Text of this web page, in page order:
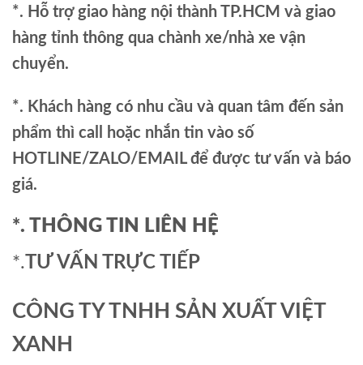
*. Hỗ trợ giao hàng nội thành TP.HCM và giao
hàng tỉnh thông qua chành xe/nhà xe vận
chuyển.
*. Khách hàng có nhu cầu và quan tâm đến sản
phẩm thì call hoặc nhắn tin vào số
HOTLINE/ZALO/EMAIL để được tư vấn và báo
giá.
*. THÔNG TIN LIÊN HỆ
*.TƯ VẤN TRỰC TIẾP
CÔNG TY TNHH SẢN XUẤT VIỆT
XANH